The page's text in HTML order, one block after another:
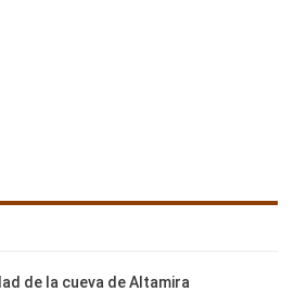
de la cueva de Altamira